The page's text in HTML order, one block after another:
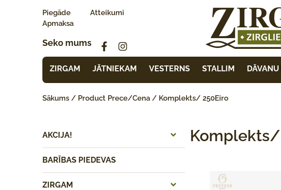
Piegāde
Apmaksa
Atteikumi
Seko mums
ZIRGAM JĀTNIEKAM VESTERNS STALLIM
Sākums / Product Prece/Cena / Komplekts/ 250Eiro
AKCIJA!
BARĪBAS PIEDEVAS
ZIRGAM
Komplekts/